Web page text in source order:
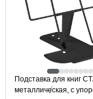
Подставка для книг
металлическая, с